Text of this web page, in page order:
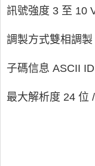
訊號強度 3 至 10
調製方式雙相調
子碼信息 ASCII
最大解析度 24 位